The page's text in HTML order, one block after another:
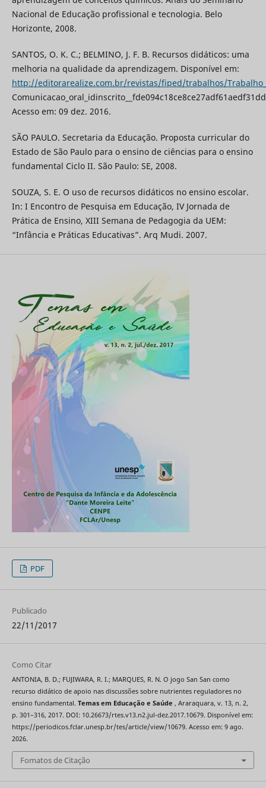
Nacional de Educação profissional e tecnologia. Belo
Horizonte, 2008.
SANTOS, O. K. C.; BELMINO, J. F. B. Recursos didáticos: uma
melhoria na qualidade da aprendizagem. Disponível em:
http://editorarealize.com.br/revistas/fiped/trabalhos/Trabalho_
Acesso em: 09 dez. 2016.
SÃO PAULO. Secretaria da Educação. Proposta curricular do
Estado de São Paulo para o ensino de ciências para o ensino
fundamental Ciclo II. São Paulo: SE, 2008.
SOUZA, S. E. O uso de recursos didáticos no ensino escolar.
In: I Encontro de Pesquisa em Educação, IV Jornada de
Prática de Ensino, XIII Semana de Pedagogia da UEM:
“Infância e Práticas Educativas”. Arq Mudi. 2007.
PDF
Publicado
22/11/2017
Como Citar
ANTONIA, B. D.; FUJIWARA, R. I.; MARQUES, R. N. O jogo San San como
recurso didático de apoio nas discussões sobre nutrientes reguladores no
ensino fundamental. Temas em Educação e Saúde , Araraquara, v. 13, n. 2,
p. 301–316, 2017. DOI: 10.26673/rtes.v13.n2.jul-dez.2017.10679. Disponível em:
https://periodicos.fclar.unesp.br/tes/article/view/10679. Acesso em: 9 ago.
2026.
Fomatos de Citação